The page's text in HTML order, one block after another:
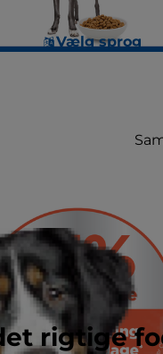
Vælg sprog
rigtige